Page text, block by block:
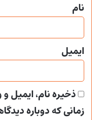
نام
ایمیل
ذخیره نام، ایمیل
زمانی که دوباره